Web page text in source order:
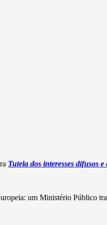
Tutela dos interesses difusos e
um Ministério Público